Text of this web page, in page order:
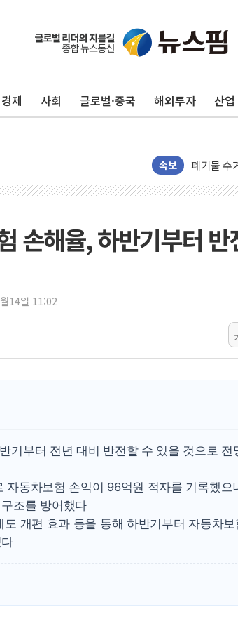
경제 사회 글로벌·중국 해외투자 산업
속보
美, 이란
강릉·동
서울 중랑
李대통령
추미애, '
인천 선재
인천서
'화합' 꺼
李대통
동해중
연일 폭염
中 전방
인제 용
청양 밭에
폭염에 車
李대통
손해율, 하반기부터 반
14일 11:02
기부터 전년 대비 반전할 수 있을 것으로 전
자동차보험 손익이 96억원 적자를 기록했으
조를 방어했다
도 개편 효과 등을 통해 하반기부터 자동차보